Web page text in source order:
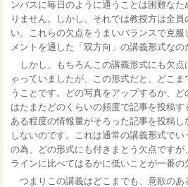
ンパスに毎日のように通うことは困難な
りません。しかし、それでは教授方は全
い。これらの欠点をうまいバランスで克
メントを通した「双方向」の講義形式なの
しかし、もちろんこの講義形式にも欠点
ゃっていましたが、この形式だと、どこ
うことです。どの写真をアップするか、ど
はたまたどのくらいの頻度で記事を投稿
ある程度の情報量がそろった記事を投稿
しないのです。これは通常の講義形式で
の為、どの形式にも付きまとう欠点です
ラインに比べてはるかに低いことが一番の
つまりこの講義はどこまでも、意欲のあ